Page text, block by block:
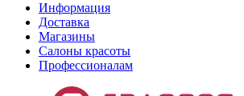
Информация
Доставка
Магазины
Салоны красоты
Профессионалам